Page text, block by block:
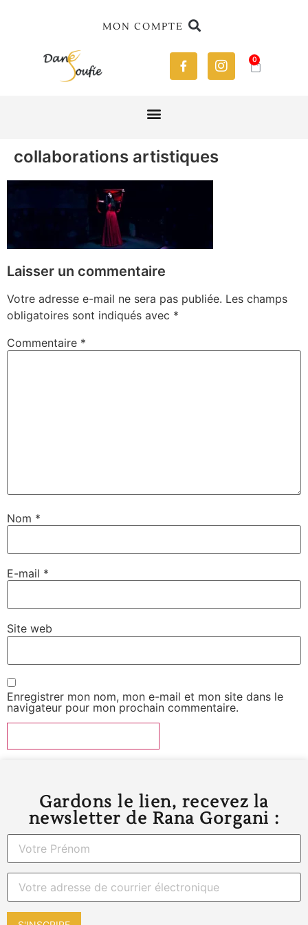
MON COMPTE
0
collaborations artistiques
Laisser un commentaire
Votre adresse e-mail ne sera pas publiée. Les champs
obligatoires sont indiqués avec *
Commentaire *
Nom *
E-mail *
Site web
Enregistrer mon nom, mon e-mail et mon site dans le
navigateur pour mon prochain commentaire.
Gardons le lien, recevez la
newsletter de Rana Gorgani :